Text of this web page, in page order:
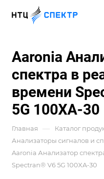
Aaronia
спектра в
времени
5G 100XA-30
Главная — Каталог
Анализаторы сигналов и
Aaronia Анализатор
Spectran® V6 5G 100XA-30